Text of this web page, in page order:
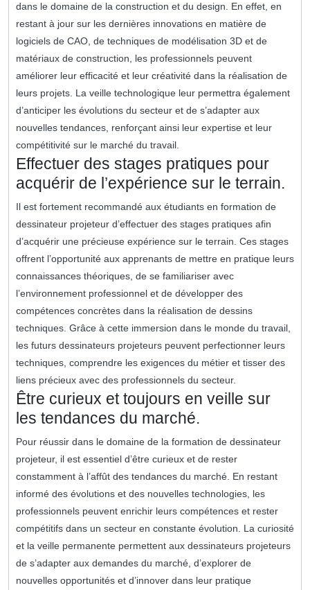
dans le domaine de la construction et du design. En effet, en
restant à jour sur les dernières innovations en matière de
logiciels de CAO, de techniques de modélisation 3D et de
matériaux de construction, les professionnels peuvent
améliorer leur efficacité et leur créativité dans la réalisation de
leurs projets. La veille technologique leur permettra également
d’anticiper les évolutions du secteur et de s’adapter aux
nouvelles tendances, renforçant ainsi leur expertise et leur
compétitivité sur le marché du travail.
Effectuer des stages pratiques pour
acquérir de l’expérience sur le terrain.
Il est fortement recommandé aux étudiants en formation de
dessinateur projeteur d’effectuer des stages pratiques afin
d’acquérir une précieuse expérience sur le terrain. Ces stages
offrent l’opportunité aux apprenants de mettre en pratique leurs
connaissances théoriques, de se familiariser avec
l’environnement professionnel et de développer des
compétences concrètes dans la réalisation de dessins
techniques. Grâce à cette immersion dans le monde du travail,
les futurs dessinateurs projeteurs peuvent perfectionner leurs
techniques, comprendre les exigences du métier et tisser des
liens précieux avec des professionnels du secteur.
Être curieux et toujours en veille sur
les tendances du marché.
Pour réussir dans le domaine de la formation de dessinateur
projeteur, il est essentiel d’être curieux et de rester
constamment à l’affût des tendances du marché. En restant
informé des évolutions et des nouvelles technologies, les
professionnels peuvent enrichir leurs compétences et rester
compétitifs dans un secteur en constante évolution. La curiosité
et la veille permanente permettent aux dessinateurs projeteurs
de s’adapter aux demandes du marché, d’explorer de
nouvelles opportunités et d’innover dans leur pratique